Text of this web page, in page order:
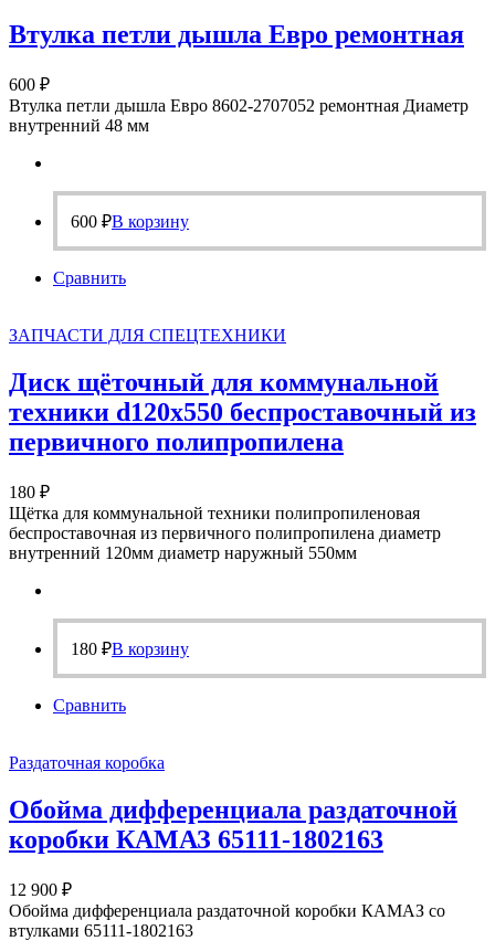
Втулка петли дышла Евро ремонтная
600 ₽
Втулка петли дышла Евро 8602-2707052 ремонтная Диаметр
внутренний 48 мм
600 ₽В корзину
Сравнить
ЗАПЧАСТИ ДЛЯ СПЕЦТЕХНИКИ
Диск щёточный для коммунальной
техники d120х550 беспроставочный из
первичного полипропилена
180 ₽
Щётка для коммунальной техники полипропиленовая
беспроставочная из первичного полипропилена диаметр
внутренний 120мм диаметр наружный 550мм
180 ₽В корзину
Сравнить
Раздаточная коробка
Обойма дифференциала раздаточной
коробки КАМАЗ 65111-1802163
12 900 ₽
Обойма дифференциала раздаточной коробки КАМАЗ со
втулками 65111-1802163